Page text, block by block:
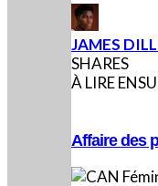
POSTED
BY
JAMES
SHARES
À LIRE
Affaire des